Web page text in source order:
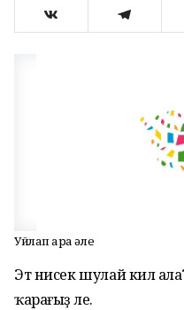
Уйлап ҡара әле
Эт нисек шулай килә
ҡарағыҙ әле.